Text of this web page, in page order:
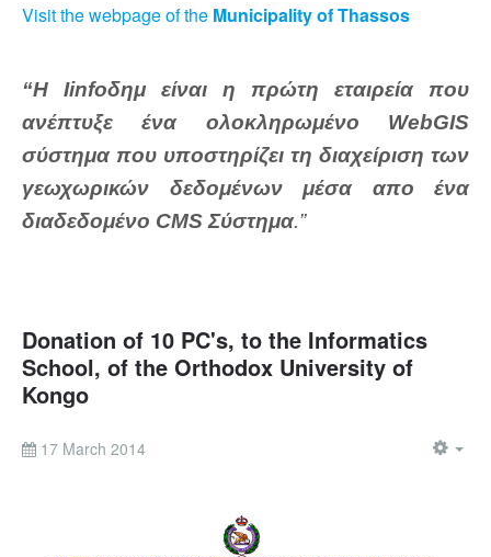
Visit the webpage of the Municipality of Thassos
“Η Iinfoδημ είναι η πρώτη εταιρεία που
ανέπτυξε ένα ολοκληρωμένο WebGIS
σύστημα που υποστηρίζει τη διαχείριση των
γεωχωρικών δεδομένων μέσα απο ένα
διαδεδομένο CMS Σύστημα.”
Donation of 10 PC's, to the Informatics
School, of the Orthodox University of
Kongo
17 March 2014